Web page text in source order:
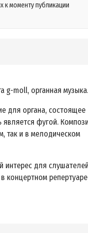
к моменту публикации
g-moll, органная музыка.
для органа, состоящее
является фугой.
так и в мелодическом
интерес для
концертном